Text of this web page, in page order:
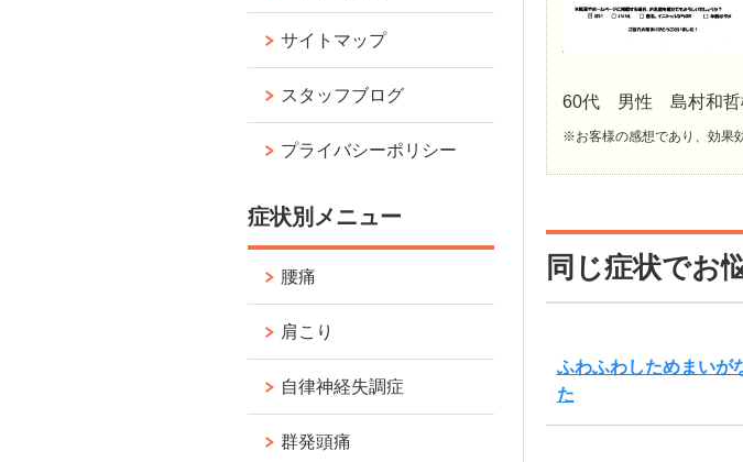
60代 男性 島村和哲
※お客様の感想であり、効果
同じ症状でお
ふわふわしためまいが
た
サイトマップ
スタッフブログ
プライバシーポリシー
症状別メニュー
腰痛
肩こり
自律神経失調症
群発頭痛